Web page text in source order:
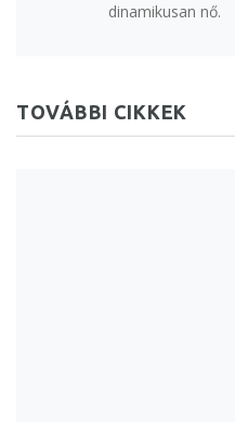
dinamikusan nő.
TOVÁBBI CIKKEK